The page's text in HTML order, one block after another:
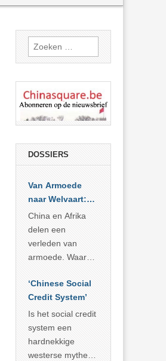
Zoeken
naar:
DOSSIERS
Van Armoede
naar Welvaart:
Wat Afrika kan
leren van
China’s
economisch
China en Afrika
delen een
verleden van
armoede. Waar
voorbije veertig
jaar in slaagde
meer dan 800
miljoen mensen
uit de armoede
… >> lees meer
‘Chinese Social
Credit System’
Is het social credit
system een
hardnekkige
westerse mythe of